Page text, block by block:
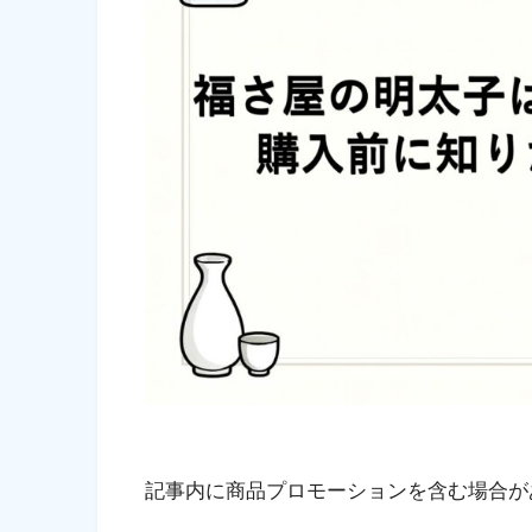
記事内に商品プロモーションを含む場合